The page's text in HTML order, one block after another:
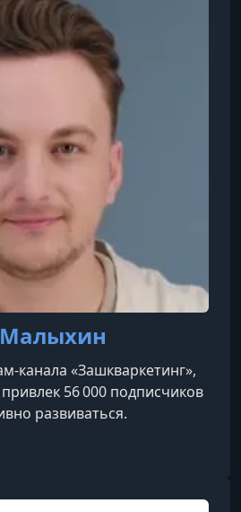
канала «Зашкваркетинг»,
56 000 подписчиков
развиваться.